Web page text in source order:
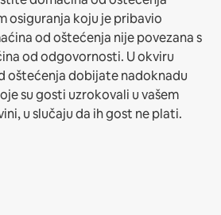
osiguranja koju je pribavio
od oštećenja nije povezana s
od odgovornosti. U okviru
oštećenja dobijate nadoknadu
su gosti uzrokovali u vašem
u slučaju da ih gost ne plati.